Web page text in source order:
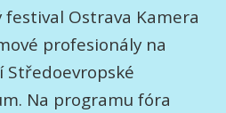
Ostrava Kamera
profesionály na
Středoevropské
Na programu fóra